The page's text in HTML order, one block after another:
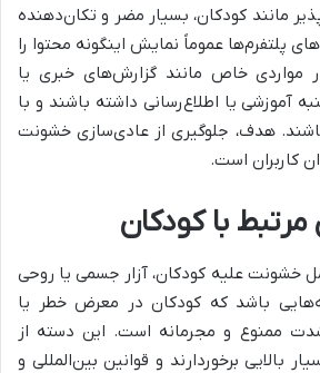
مانند کودکان، بسیار مضر و تکان‌دهنده
پلتفرم‌ها عموماً نمایش اینگونه محتوا را
مواردی خاص مانند گزارش‌های خبری یا
آموزشی یا اطلاع‌رسانی داشته باشند و با
هدف، جلوگیری از عادی‌سازی خشونت
کاربران است.
با کودکان
خشونت علیه کودکان، آزار جسمی یا روحی
باشد که کودکان در معرض خطر یا
ممنوع و مجرمانه است. این دسته از
بالایی برخوردارند و قوانین بین‌المللی و